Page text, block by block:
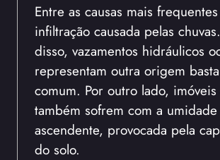
Entre as causas mais
infiltração causada pelas
disso, vazamentos hidráulicos
representam outra origem
comum. Por outro lado,
também sofrem com a umidade
ascendente, provocada pela
do solo.